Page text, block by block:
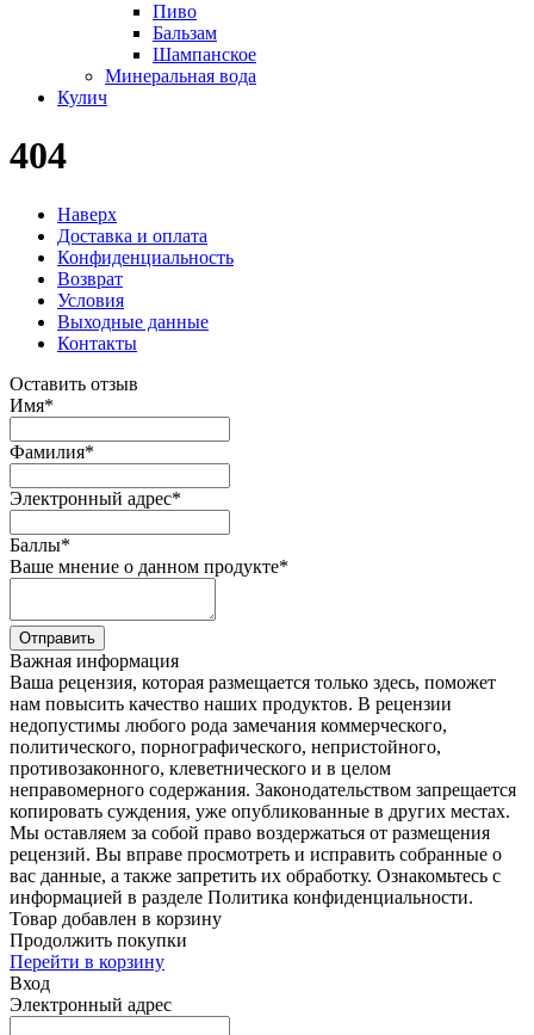
Пиво
Бальзам
Шампанское
Минеральная вода
Кулич
404
Наверх
Доставка и оплата
Конфиденциальность
Возврат
Условия
Выходные данные
Контакты
Оставить отзыв
Имя*
Фамилия*
Электронный адрес*
Баллы*
Ваше мнение о данном продукте*
Отправить
Важная информация
Ваша рецензия, которая размещается только здесь, поможет
нам повысить качество наших продуктов. В рецензии
недопустимы любого рода замечания коммерческого,
политического, порнографического, непристойного,
противозаконного, клеветнического и в целом
неправомерного содержания. Законодательством запрещается
копировать суждения, уже опубликованные в других местах.
Мы оставляем за собой право воздержаться от размещения
рецензий. Вы вправе просмотреть и исправить собранные о
вас данные, а также запретить их обработку. Ознакомьтесь с
информацией в разделе Политика конфиденциальности.
Товар добавлен в корзину
Продолжить покупки
Перейти в корзину
Вход
Электронный адрес